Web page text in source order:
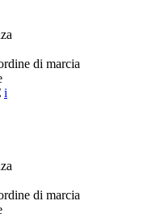
di marcia
i
di marcia